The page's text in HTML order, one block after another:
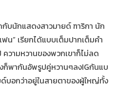
กับนักแสดงสาวมายด์ ฑาริกา นัก
น” เรียกได้แบบเต็มปากเต็มคำ
วามหวานของพวกเขาก็ไม่ลด
ก็พากันอัพรูปคู่หวานๆลงIGกันแบ
บอกว่าอยู่ในสายตาของผู้ใหญ่ทั้ง